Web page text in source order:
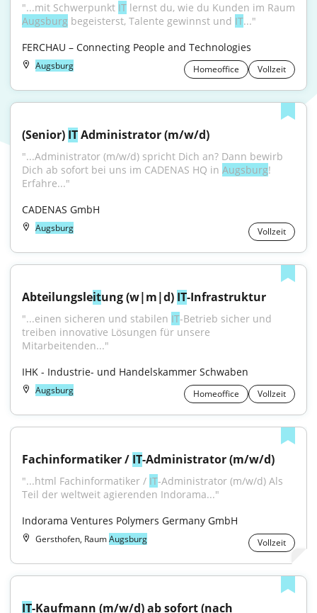
"...mit Schwerpunkt IT
Augsburg begeisterst, Talente gewinnst und IT..."
FERCHAU – Connecting People and Technologies
Augsburg Homeoffice Vollzeit
(Senior) IT Administrator (m/w/d)
"...Administrator (m/w/d) spricht Dich an? Dann bewirb
Dich ab sofort bei uns im CADENAS HQ in Augsburg!
Erfahre..."
CADENAS GmbH
Augsburg Vollzeit
Abteilungsleitung (w|m|d) IT-Infrastruktur
"...einen sicheren und stabilen IT-Betrieb sicher und
treiben innovative Lösungen für unsere
Mitarbeitenden..."
IHK - Industrie- und Handelskammer Schwaben
Augsburg Homeoffice Vollzeit
Fachinformatiker / IT-Administrator (m/w/d)
"...html Fachinformatiker / IT-Administrator (m/w/d) Als
Teil der weltweit agierenden Indorama..."
Indorama Ventures Polymers Germany GmbH
Gersthofen, RaumAugsburg Vollzeit
IT-Kaufmann (m/w/d) ab sofort (nach